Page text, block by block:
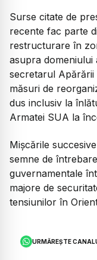
Surse citate de
recente fac parte
restructurare în
asupra domeniului
secretarul Apărării
măsuri de
dus inclusiv la
Armatei SUA la
Mișcările
semne de
guvernamentale
majore de
tensiunilor în
URMĂREȘTE